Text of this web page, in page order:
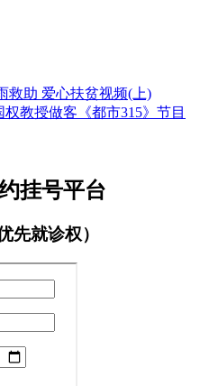
救助 爱心扶贫视频(上)
教授做客《都市315》节目
挂号平台
先就诊权）